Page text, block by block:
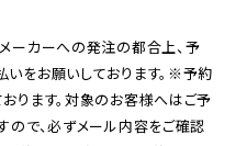
ーカーへの発注の都合上、予
をお願いしております。※予約
ります。対象のお客様へはご予
ので、必ずメール内容をご確認